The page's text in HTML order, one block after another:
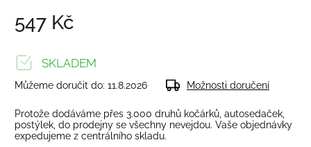
547 Kč
SKLADEM
Můžeme doručit do: 11.8.2026 Možnosti doručení
Protože dodáváme přes 3.000 druhů kočárků, autosedaček,
postýlek, do prodejny se všechny nevejdou. Vaše objednávky
expedujeme z centrálního skladu.